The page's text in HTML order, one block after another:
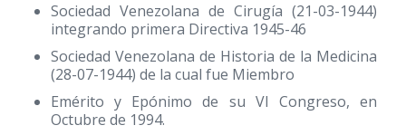
Sociedad Venezolana de Cirugía (21-03-1944)
integrando primera Directiva 1945-46
Sociedad Venezolana de Historia de la Medicina
(28-07-1944) de la cual fue Miembro
Emérito y Epónimo de su VI Congreso, en
Octubre de 1994.